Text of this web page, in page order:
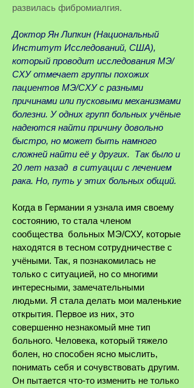
развилась фибромиалгия.
Доктор Ян Липкин (Национальный
Институт Исследований, США),
который проводит исследования МЭ/
СХУ отмечает группы похожих
пациентов МЭ/СХУ с разными
причинами или пусковыми механизмами
болезни. У одних групп больных учёные
надеются найти причину довольно
быстро, но может быть намного
сложней найти её у других. Так было и
20 лет назад в ситуации с лечением
рака. Но, путь у этих больных общий.
Когда в Германии я узнала имя своему
состоянию, то стала членом
сообщества больных МЭ/СХУ, которые
находятся в тесном сотрудничестве с
учёными. Так, я познакомилась не
только с ситуацией, но со многими
интересными, замечательными
людьми. Я стала делать мои маленькие
открытия. Первое из них, это
совершенно незнакомый мне тип
больного. Человека, который тяжело
болен, но способен ясно мыслить,
понимать себя и сочувствовать другим.
Он пытается что-то изменить не только